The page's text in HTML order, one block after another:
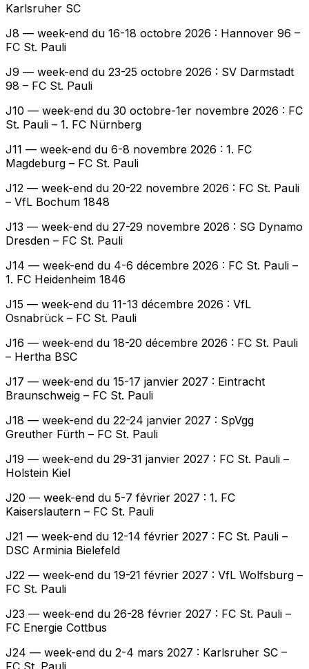
Karlsruher SC
J8 — week-end du 16-18 octobre 2026 : Hannover 96 –
FC St. Pauli
J9 — week-end du 23-25 octobre 2026 : SV Darmstadt
98 – FC St. Pauli
J10 — week-end du 30 octobre-1er novembre 2026 : FC
St. Pauli – 1. FC Nürnberg
J11 — week-end du 6-8 novembre 2026 : 1. FC
Magdeburg – FC St. Pauli
J12 — week-end du 20-22 novembre 2026 : FC St. Pauli
– VfL Bochum 1848
J13 — week-end du 27-29 novembre 2026 : SG Dynamo
Dresden – FC St. Pauli
J14 — week-end du 4-6 décembre 2026 : FC St. Pauli –
1. FC Heidenheim 1846
J15 — week-end du 11-13 décembre 2026 : VfL
Osnabrück – FC St. Pauli
J16 — week-end du 18-20 décembre 2026 : FC St. Pauli
– Hertha BSC
J17 — week-end du 15-17 janvier 2027 : Eintracht
Braunschweig – FC St. Pauli
J18 — week-end du 22-24 janvier 2027 : SpVgg
Greuther Fürth – FC St. Pauli
J19 — week-end du 29-31 janvier 2027 : FC St. Pauli –
Holstein Kiel
J20 — week-end du 5-7 février 2027 : 1. FC
Kaiserslautern – FC St. Pauli
J21 — week-end du 12-14 février 2027 : FC St. Pauli –
DSC Arminia Bielefeld
J22 — week-end du 19-21 février 2027 : VfL Wolfsburg –
FC St. Pauli
J23 — week-end du 26-28 février 2027 : FC St. Pauli –
FC Energie Cottbus
J24 — week-end du 2-4 mars 2027 : Karlsruher SC –